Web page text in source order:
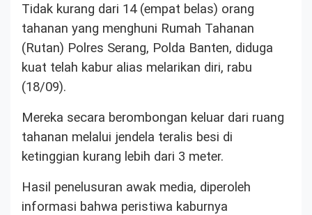
Tidak kurang dari 14 (empat belas) orang
tahanan yang menghuni Rumah Tahanan
(Rutan) Polres Serang, Polda Banten, diduga
kuat telah kabur alias melarikan diri, rabu
(18/09).
Mereka secara berombongan keluar dari ruang
tahanan melalui jendela teralis besi di
ketinggian kurang lebih dari 3 meter.
Hasil penelusuran awak media, diperoleh
informasi bahwa peristiwa kaburnya